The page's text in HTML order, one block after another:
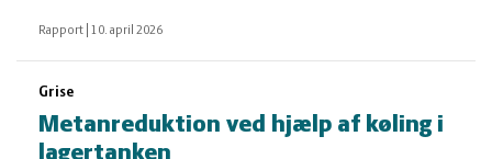
Rapport 10. april 2026
Grise
Metanreduktion ved hjælp af køling i